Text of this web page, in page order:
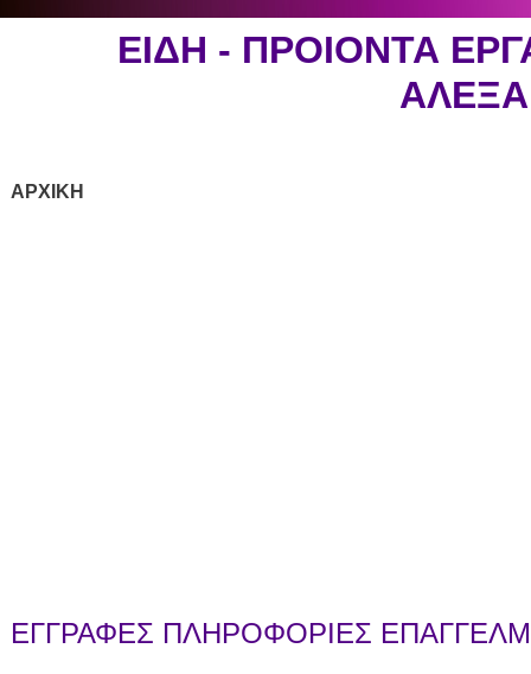
ΕΙΔΗ - ΠΡΟΙΟΝΤΑ
ΕΓΓΡΑΦΕΣ ΠΛΗΡΟΦΟΡΙΕΣ
ΑΡΧΙΚΗ